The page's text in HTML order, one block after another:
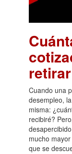
Cuando una
desempleo,
misma:
recibiré?
mucho
que se